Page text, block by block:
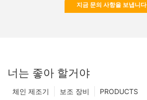
지금 문의 사항을 보냅니다
너는 좋아 할거야
PRODUCTS
보조 장비
체인 제조기